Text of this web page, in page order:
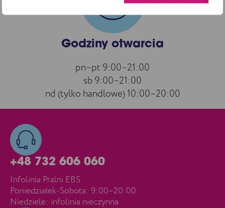
Godziny otwarcia
pn–pt 9:00–21:00
sb 9:00–21:00
nd (tylko handlowe) 10:00–20:00
+48 732 606 060
Infolinia Pralni EBS
Poniedziałek-Sobota: 9:00–20:00
Niedziele: infolinia nieczynna